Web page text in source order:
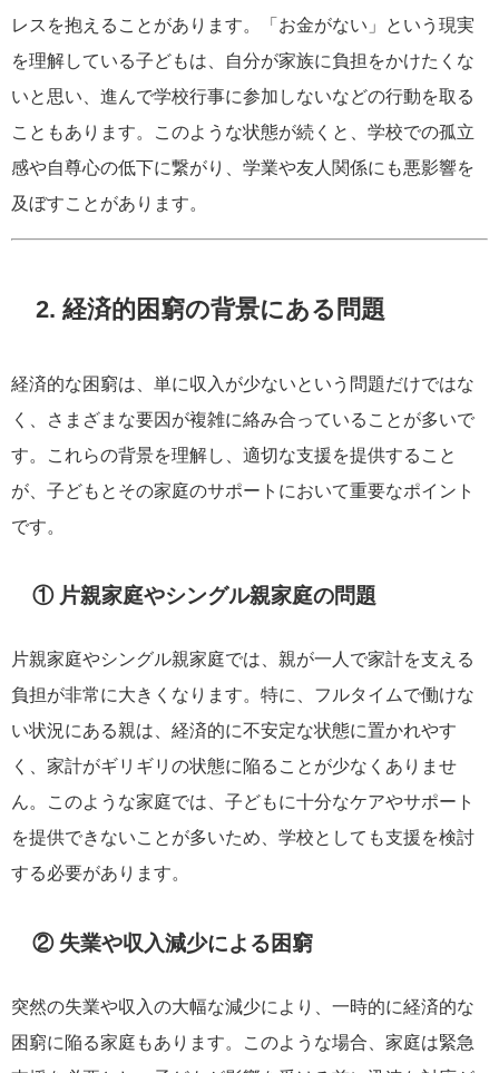
レスを抱えることがあります。「お金がない」という現実
を理解している子どもは、自分が家族に負担をかけたくな
いと思い、進んで学校行事に参加しないなどの行動を取る
こともあります。このような状態が続くと、学校での孤立
感や自尊心の低下に繋がり、学業や友人関係にも悪影響を
及ぼすことがあります。
2. 経済的困窮の背景にある問題
経済的な困窮は、単に収入が少ないという問題だけではな
く、さまざまな要因が複雑に絡み合っていることが多いで
す。これらの背景を理解し、適切な支援を提供すること
が、子どもとその家庭のサポートにおいて重要なポイント
です。
① 片親家庭やシングル親家庭の問題
片親家庭やシングル親家庭では、親が一人で家計を支える
負担が非常に大きくなります。特に、フルタイムで働けな
い状況にある親は、経済的に不安定な状態に置かれやす
く、家計がギリギリの状態に陥ることが少なくありませ
ん。このような家庭では、子どもに十分なケアやサポート
を提供できないことが多いため、学校としても支援を検討
する必要があります。
② 失業や収入減少による困窮
突然の失業や収入の大幅な減少により、一時的に経済的な
困窮に陥る家庭もあります。このような場合、家庭は緊急